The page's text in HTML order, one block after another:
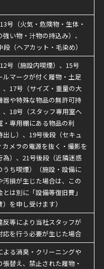
号（火気・危険物・生体・
強い物・汁物の持込み）、
段（ヘアカット・毛染め）
号（施設内喫煙）、15号
ルマークが付く履物・土足
、17号（サイズ・重量の大
器や特殊な物品の無許可持
、18号（スタッフ専用室へ
・専用棚にある物品の利
出し）、19号後段（セキュ
カメラの電源を抜く・撮影を
為）、21号後段（近隣迷惑
うち喫煙）（施設・設備に
汚損が生じた場合は、この
とは別に「設備等復旧費」
）を申し受けます）
反等により当社スタッフが
応を行う必要が生じた場合
よる消臭・クリーニングや
張替え、禁止された履物・